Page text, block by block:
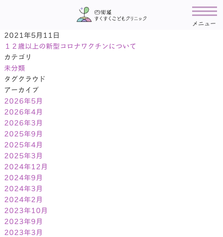
メニュー
2021年5月11日
１２歳以上の新型コロナワクチンについて
カテゴリ
未分類
タグクラウド
アーカイブ
2026年5月
2026年4月
2026年3月
2025年9月
2025年4月
2025年3月
2024年12月
2024年9月
2024年3月
2024年2月
2023年10月
2023年9月
2023年3月